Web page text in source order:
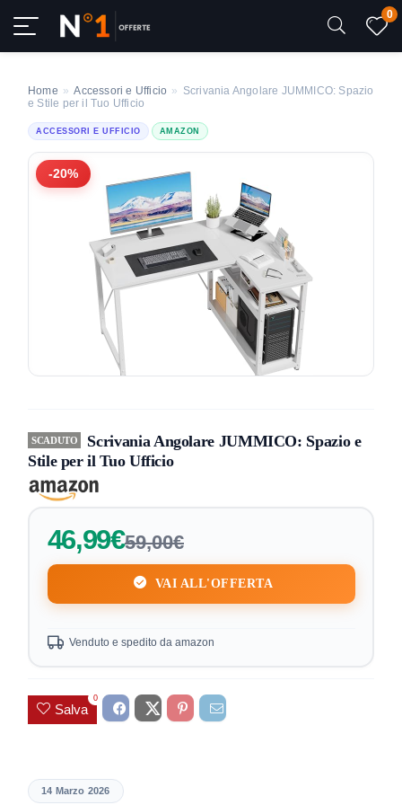
0
Home » Accessori e Ufficio » Scrivania Angolare JUMMICO: Spazio
e Stile per il Tuo Ufficio
ACCESSORI E UFFICIO AMAZON
-20%
SCADUTO
Scrivania Angolare JUMMICO: Spazio e
Stile per il Tuo Ufficio
46,99€59,00€
VAI ALL'OFFERTA
Venduto e spedito da amazon
Salva
0
14 Marzo 2026